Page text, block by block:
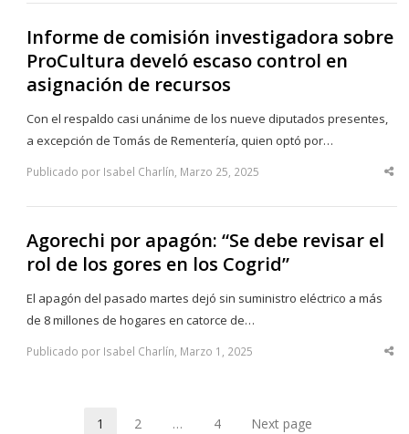
Informe de comisión investigadora sobre
ProCultura develó escaso control en
asignación de recursos
Con el respaldo casi unánime de los nueve diputados presentes,
a excepción de Tomás de Rementería, quien optó por…
Publicado por Isabel Charlín, Marzo 25, 2025
Agorechi por apagón: “Se debe revisar el
rol de los gores en los Cogrid”
El apagón del pasado martes dejó sin suministro eléctrico a más
de 8 millones de hogares en catorce de…
Publicado por Isabel Charlín, Marzo 1, 2025
Page
1 Page
2 … Page
4 Next page